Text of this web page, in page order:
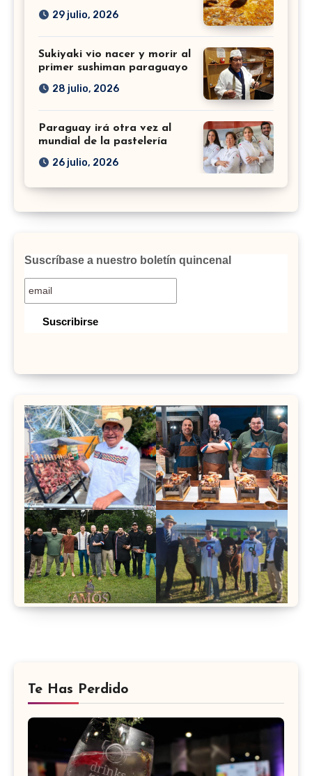
29 julio, 2026
Sukiyaki vio nacer y morir al
primer sushiman paraguayo
28 julio, 2026
Paraguay irá otra vez al
mundial de la pastelería
26 julio, 2026
Suscríbase a nuestro boletín quincenal
Te Has Perdido